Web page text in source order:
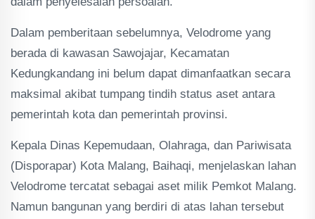
Dalam pemberitaan sebelumnya, Velodrome yang
berada di kawasan Sawojajar, Kecamatan
Kedungkandang ini belum dapat dimanfaatkan secara
maksimal akibat tumpang tindih status aset antara
pemerintah kota dan pemerintah provinsi.
Kepala Dinas Kepemudaan, Olahraga, dan Pariwisata
(Disporapar) Kota Malang, Baihaqi, menjelaskan lahan
Velodrome tercatat sebagai aset milik Pemkot Malang.
Namun bangunan yang berdiri di atas lahan tersebut